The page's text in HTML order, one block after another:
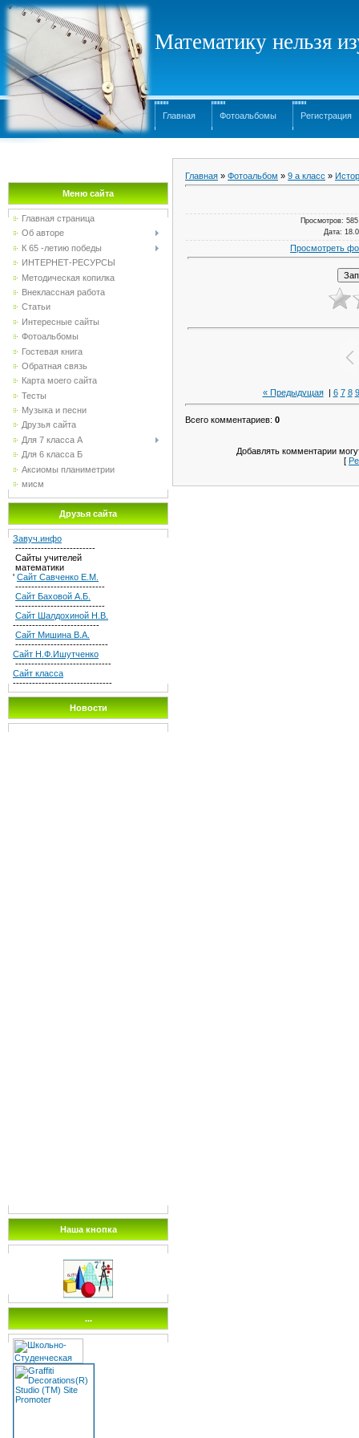
Математику нельзя
Главная Фотоальбомы Регистрация
Меню сайта
Главная страница
Об авторе
К 65 -летию победы
ИНТЕРНЕТ-РЕСУРСЫ
Методическая копилка
Внеклассная работа
Статьи
Интересные сайты
Фотоальбомы
Гостевая книга
Обратная связь
Карта моего сайта
Тесты
Музыка и песни
Друзья сайта
Для 7 класса А
Для 6 класса Б
Аксиомы планиметрии
мисм
Друзья сайта
Завуч.инфо
-------------------------
Сайты учителей
математики
' Сайт Савченко Е.М.
----------------------------
Сайт Баховой А.Б.
----------------------------
Сайт Шалдохиной Н.В.
---------------------------
Сайт Мишина В.А.
-----------------------------
Сайт Н.Ф.Ишутченко
------------------------------
Сайт класса
-------------------------------
Новости
Наша кнопка
...
Главная » Фотоальбом » 9 а класс »
Просмотров:
Дата:
Просмотреть
« Предыдущая| 6 7 8 9
Всего комментариев: 0
Добавлять комментарии
[